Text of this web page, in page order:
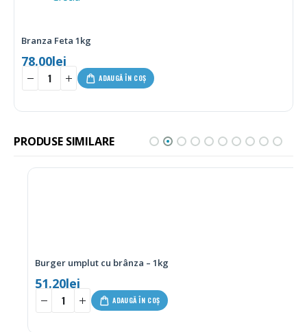
Branza Feta 1kg
78.00lei
ADAUGĂ ÎN COȘ
PRODUSE SIMILARE
Burger umplut cu brânza – 1kg
51.20lei
ADAUGĂ ÎN COȘ